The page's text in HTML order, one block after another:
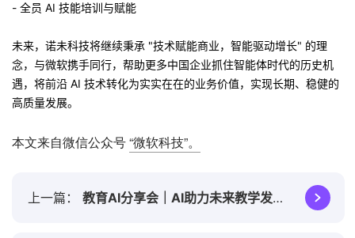
- 全员 AI 技能培训与赋能
未来，诺未科技将继续秉承 "技术赋能商业，智能驱动增长" 的理
念，与微软携手同行，帮助更多中国企业抓住智能体时代的历史机
遇，将前沿 AI 技术转化为实实在在的业务价值，实现长期、稳健的
高质量发展。
本文来自微信公众号“微软科技”。
上一篇 教育AI分享会｜AI助力未来教学发展，赋能教育数字化转型